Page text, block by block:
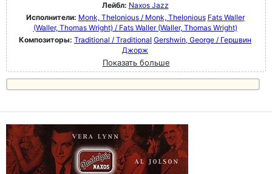
Лейбл: Naxos Jazz
Исполнители: Monk, Thelonious / Monk, Thelonious Fats Waller
(Waller, Thomas Wright) / Fats Waller (Waller, Thomas Wright)
Композиторы: Traditional / Traditional Gershwin, George / Гершвин
Джорж
Показать больше